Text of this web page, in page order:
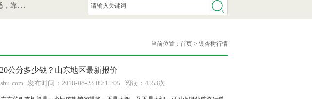
重要
当前位置： 首页 > 银杏树行情
公分多少钱？山东地区最新报价
发布时间：2018-08-23 09:15:05 阅读：4553次